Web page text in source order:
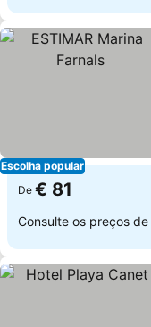
Escolha popular
De € 81
Consulte os preços de